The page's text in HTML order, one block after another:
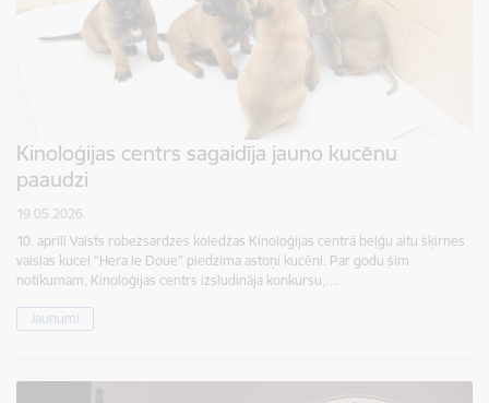
Kinoloģijas centrs sagaidīja jauno kucēnu
paaudzi
19.05.2026.
10. aprīlī Valsts robežsardzes koledžas Kinoloģijas centrā beļģu aitu šķirnes
vaislas kucei “Hera le Doue” piedzima astoņi kucēni. Par godu šim
notikumam, Kinoloģijas centrs izsludināja konkursu,…
Jaunumi